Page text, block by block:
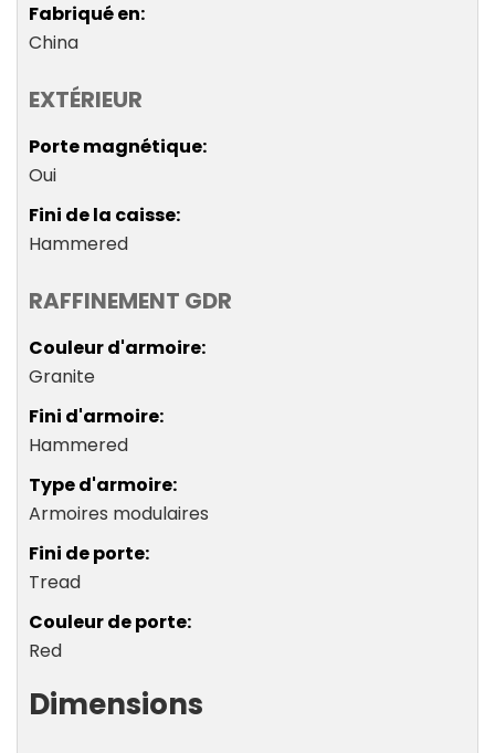
Fabriqué en
China
EXTÉRIEUR
Porte magnétique
Oui
Fini de la caisse
Hammered
RAFFINEMENT GDR
Couleur d'armoire
Granite
Fini d'armoire
Hammered
Type d'armoire
Armoires modulaires
Fini de porte
Tread
Couleur de porte
Red
Dimensions